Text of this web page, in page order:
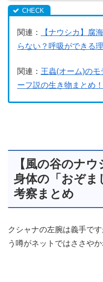
関連：
【ナウシカ】腐
らない？呼吸ができる
関連： 王蟲(オーム)の
ーフ説の生き物まとめ！
【風の谷のナ
身体の「おぞま
考察まとめ
クシャナの左腕は義手で
う噂がネットではささやか